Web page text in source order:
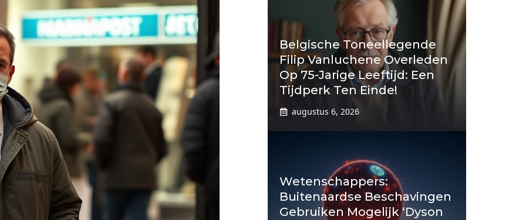
Belgische Toneellegende
Filip Vanluchene Overleden
Op 75-Jarige Leeftijd: Een
Tijdperk Ten Einde!
augustus 6, 2026
Wetenschappers:
Buitenaardse Beschavingen
Gebruiken Mogelijk ‘Dyson